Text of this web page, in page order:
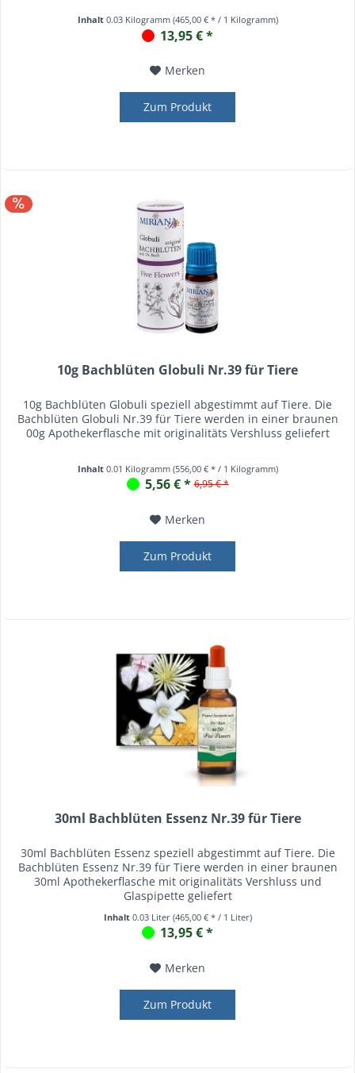
Inhalt 0.03 Kilogramm (465,00 € * / 1 Kilogramm)
13,95 € *
Merken
Zum Produkt
10g Bachblüten Globuli Nr.39 für Tiere
10g Bachblüten Globuli speziell abgestimmt auf Tiere. Die
Bachblüten Globuli Nr.39 für Tiere werden in einer braunen
00g Apothekerflasche mit originalitäts Vershluss geliefert
Inhalt 0.01 Kilogramm (556,00 € * / 1 Kilogramm)
5,56 € * 6,95 € *
Merken
Zum Produkt
30ml Bachblüten Essenz Nr.39 für Tiere
30ml Bachblüten Essenz speziell abgestimmt auf Tiere. Die
Bachblüten Essenz Nr.39 für Tiere werden in einer braunen
30ml Apothekerflasche mit originalitäts Vershluss und
Glaspipette geliefert
Inhalt 0.03 Liter (465,00 € * / 1 Liter)
13,95 € *
Merken
Zum Produkt